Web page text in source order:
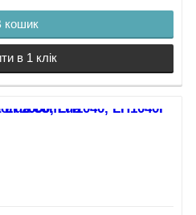
кошик
в 1 клік